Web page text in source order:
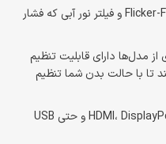
فناوری‌های محافظ چشم: مانند Flicker-Free و فیلتر نور آبی که فشار
مدل‌ها دارای قابلیت تنظیم
تا با حالت بدن شما تنظیم
پورت‌های متنوع: شامل HDMI، DisplayPort، USB-C و حتی USB